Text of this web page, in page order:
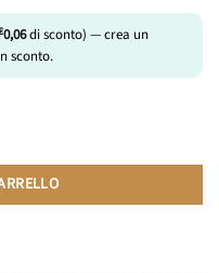
0,06di sconto) — crea un
sconto.
Mio | 10 Capsule quantità